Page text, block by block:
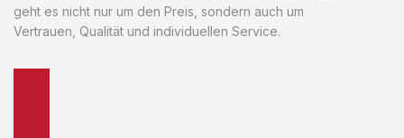
geht es nicht nur um den Preis, sondern auch um
Vertrauen, Qualität und individuellen Service.